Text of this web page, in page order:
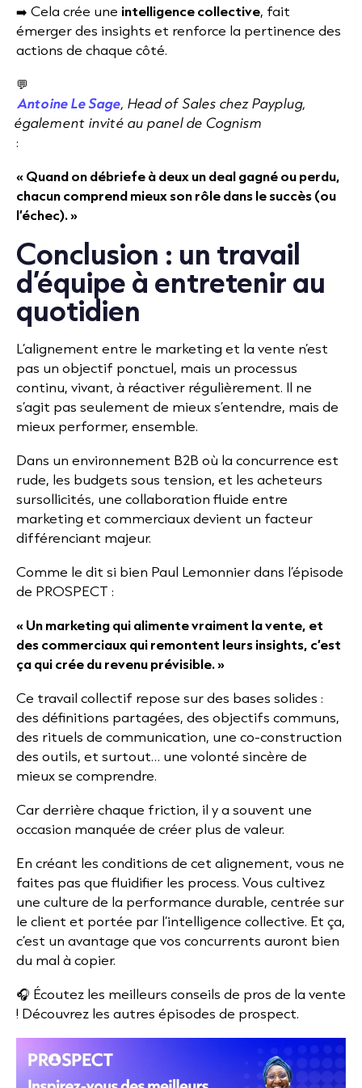
➡️ Cela crée une intelligence collective, fait
émerger des insights et renforce la pertinence des
actions de chaque côté.
💬
Antoine Le Sage, Head of Sales chez Payplug,
également invité au panel de Cognism
:
« Quand on débriefe à deux un deal gagné ou perdu,
chacun comprend mieux son rôle dans le succès (ou
l’échec). »
Conclusion : un travail
d’équipe à entretenir au
quotidien
L’alignement entre le marketing et la vente n’est
pas un objectif ponctuel, mais un processus
continu, vivant, à réactiver régulièrement. Il ne
s’agit pas seulement de mieux s’entendre, mais de
mieux performer, ensemble.
Dans un environnement B2B où la concurrence est
rude, les budgets sous tension, et les acheteurs
sursollicités, une collaboration fluide entre
marketing et commerciaux devient un facteur
différenciant majeur.
Comme le dit si bien Paul Lemonnier dans l’épisode
de PROSPECT :
« Un marketing qui alimente vraiment la vente, et
des commerciaux qui remontent leurs insights, c’est
ça qui crée du revenu prévisible. »
Ce travail collectif repose sur des bases solides :
des définitions partagées, des objectifs communs,
des rituels de communication, une co-construction
des outils, et surtout… une volonté sincère de
mieux se comprendre.
Car derrière chaque friction, il y a souvent une
occasion manquée de créer plus de valeur.
En créant les conditions de cet alignement, vous ne
faites pas que fluidifier les process. Vous cultivez
une culture de la performance durable, centrée sur
le client et portée par l’intelligence collective. Et ça,
c’est un avantage que vos concurrents auront bien
du mal à copier.
🎧 Écoutez les meilleurs conseils de pros de la vente
! Découvrez les autres épisodes de prospect.